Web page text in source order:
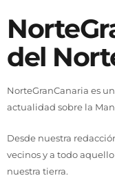
del
NorteGranCanaria es
actualidad sobre la
Desde nuestra
vecinos y a todo
nuestra tierra.